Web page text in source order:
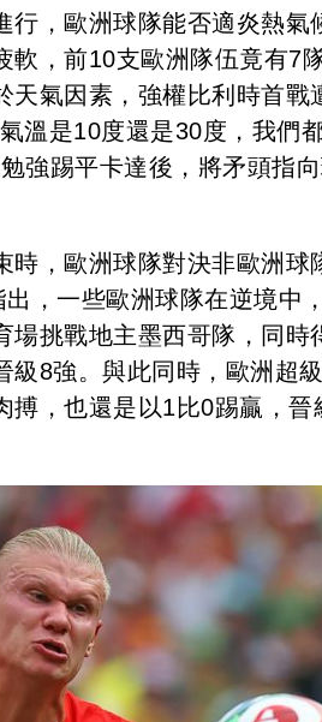
，歐洲球隊能否適炎熱氣
，前10支歐洲隊伍竟有7
氣因素，強權比利時首戰
溫是10度還是30度，我們
強踢平卡達後，將矛頭指
，歐洲球隊對決非歐洲球
，一些歐洲球隊在逆境中
挑戰地主墨西哥隊，同時
8強。與此同時，歐洲超
，也還是以1比0踢贏，晉